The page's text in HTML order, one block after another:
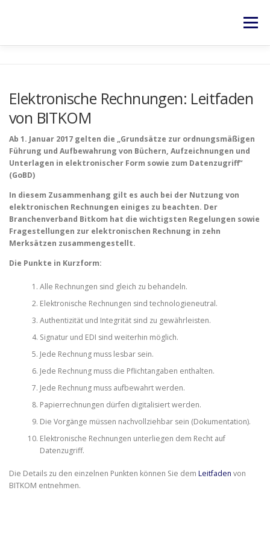
Menü
RECHTLICHES
Elektronische Rechnungen: Leitfaden
von BITKOM
Ab 1. Januar 2017 gelten die „Grundsätze zur ordnungsmäßigen
Führung und Aufbewahrung von Büchern, Aufzeichnungen und
Unterlagen in elektronischer Form sowie zum Datenzugriff“
(GoBD)
In diesem Zusammenhang gilt es auch bei der Nutzung von
elektronischen Rechnungen einiges zu beachten. Der
Branchenverband Bitkom hat die wichtigsten Regelungen sowie
Fragestellungen zur elektronischen Rechnung in zehn
Merksätzen zusammengestellt.
Die Punkte in Kurzform:
Alle Rechnungen sind gleich zu behandeln.
Elektronische Rechnungen sind technologieneutral.
Authentizität und Integrität sind zu gewährleisten.
Signatur und EDI sind weiterhin möglich.
Jede Rechnung muss lesbar sein.
Jede Rechnung muss die Pflichtangaben enthalten.
Jede Rechnung muss aufbewahrt werden.
Papierrechnungen dürfen digitalisiert werden.
Die Vorgänge müssen nachvollziehbar sein (Dokumentation).
Elektronische Rechnungen unterliegen dem Recht auf
Datenzugriff.
Die Details zu den einzelnen Punkten können Sie dem Leitfaden von
BITKOM entnehmen.